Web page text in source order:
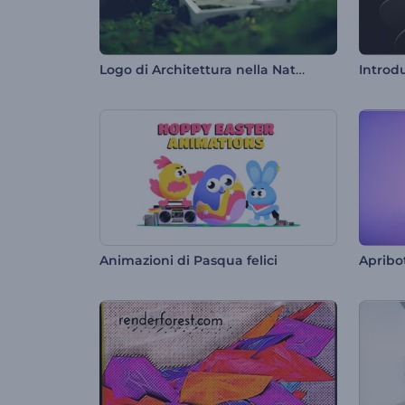
Logo di Architettura nella Natura
Animazioni di Pasqua felici